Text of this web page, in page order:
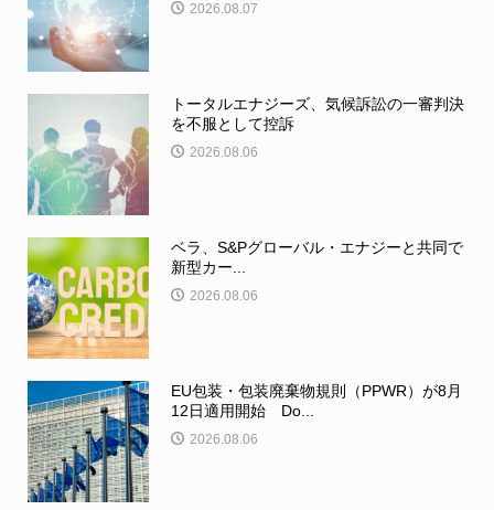
2026.08.07
トータルエナジーズ、気候訴訟の一審判決
を不服として控訴
2026.08.06
ベラ、S&Pグローバル・エナジーと共同で
新型カー...
2026.08.06
EU包装・包装廃棄物規則（PPWR）が8月
12日適用開始 Do...
2026.08.06